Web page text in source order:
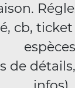
cb,
de